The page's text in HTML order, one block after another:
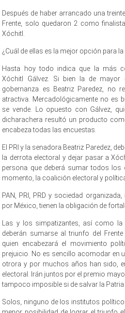
Después de haber arrancado una
Frente, solo quedaron 2 como
Xóchitl.
¿Cuál de ellas es la mejor opción para
Hasta hoy todo indica que la más
Xóchitl Gálvez. Si bien la de mayor
gobernanza es Beatriz Paredez, no
atractiva. Mercadológicamente no es
se vende. Lo opuesto con Gálvez,
dicharachera resultó un producto
encabeza todas las encuestas.
El PRI y la senadora Beatriz Paredez,
la derrota electoral y dejar pasar a
persona que deberá sumar todos los
momento, la coalición electoral y
PAN, PRI, PRD y sociedad
por México, tienen la obligación de
Las y los simpatizantes, así como
deberán sumarse al triunfo del
quien encabezará el movimiento
prejuicio. No es sencillo acomodar en
otrora y por muchos años han sido,
electoral. Irán juntos por el premio
tampoco imposible si de salvar la Patria
Solos, ninguno de los institutos